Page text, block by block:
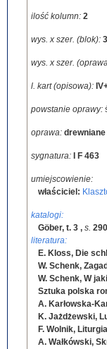
ilość kolumn: 2
wys. x szer. (blok):
wys. x szer.
l. kart (opisowa):
powstanie oprawy:
oprawa:
sygnatura: I F 463
umiejscowienie:
właściciel:
katalogi:
Göber, t. 3 , s.
literatura:
E. Kloss, Die
W. Schenk,
W. Schenk, W
Sztuka polska
A. Karłowska-
K. Jażdżewski,
F. Wolnik,
A. Wałkówski,